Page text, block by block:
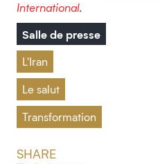
International.
Salle de presse
L'Iran
Le salut
Transformation
SHARE